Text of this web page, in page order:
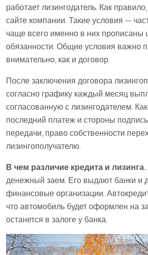
работает лизингодатель. Как
сайте компании. Такие условия —
чаще всего именно в них
обязанности. Общие условия важно
внимательно, как и договор.
После заключения договора
согласно графику каждый месяц
согласованную с лизингодателем.
последний платеж и стороны
передачи, право собственности
лизингополучателю.
В чем различие кредита и лизинга.
денежный заем. Его выдают банки и
финансовые организации.
что автомобиль будет оформлен на
останется в залоге у банка.